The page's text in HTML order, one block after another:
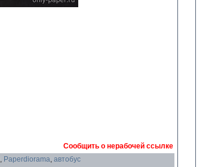
Сообщить о нерабочей ссылке
, Paperdiorama, автобус